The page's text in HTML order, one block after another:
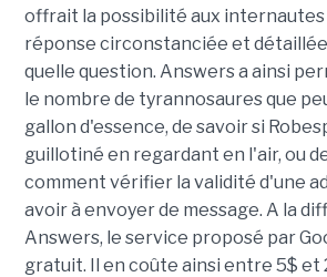
offrait la possibilité aux
réponse circonstanciée et
quelle question. Answers a ainsi
le nombre de tyrannosaures que
gallon d'essence, de savoir si
guillotiné en regardant en l'air, ou
comment vérifier la validité d'une
avoir à envoyer de message. A la
Answers, le service proposé par
gratuit. Il en coûte ainsi entre 5$ et